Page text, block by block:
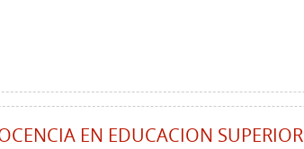
EN EDUCACION SUPERIOR